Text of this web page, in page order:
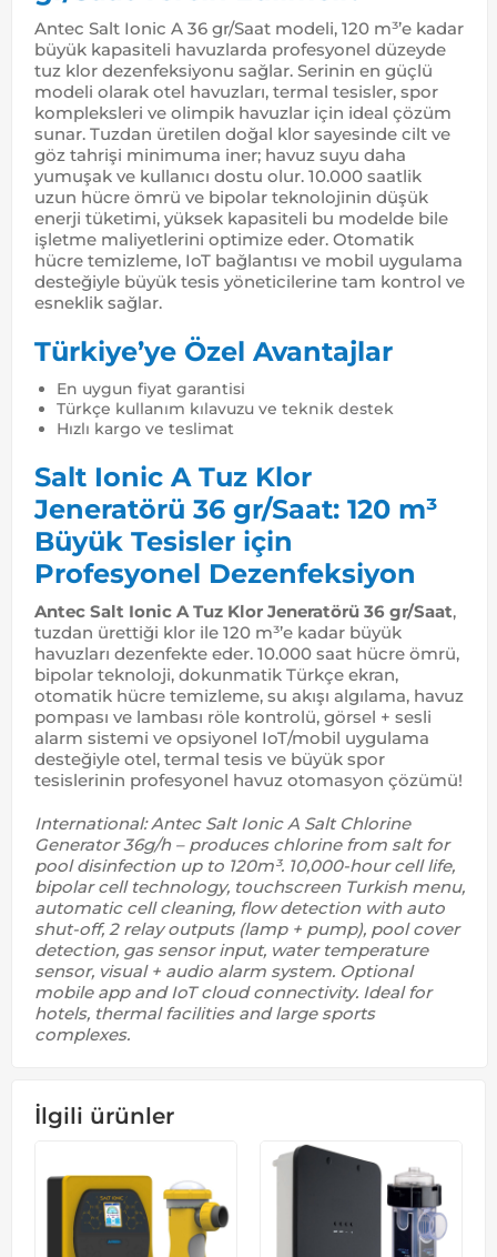
Antec Salt Ionic A 36 gr/Saat modeli, 120 m³’e kadar
büyük kapasiteli havuzlarda profesyonel düzeyde
tuz klor dezenfeksiyonu sağlar. Serinin en güçlü
modeli olarak otel havuzları, termal tesisler, spor
kompleksleri ve olimpik havuzlar için ideal çözüm
sunar. Tuzdan üretilen doğal klor sayesinde cilt ve
göz tahrişi minimuma iner; havuz suyu daha
yumuşak ve kullanıcı dostu olur. 10.000 saatlik
uzun hücre ömrü ve bipolar teknolojinin düşük
enerji tüketimi, yüksek kapasiteli bu modelde bile
işletme maliyetlerini optimize eder. Otomatik
hücre temizleme, IoT bağlantısı ve mobil uygulama
desteğiyle büyük tesis yöneticilerine tam kontrol ve
esneklik sağlar.
Türkiye’ye Özel Avantajlar
En uygun fiyat garantisi
Türkçe kullanım kılavuzu ve teknik destek
Hızlı kargo ve teslimat
Salt Ionic A Tuz Klor
Jeneratörü 36 gr/Saat: 120 m³
Büyük Tesisler için
Profesyonel Dezenfeksiyon
Antec Salt Ionic A Tuz Klor Jeneratörü 36 gr/Saat,
tuzdan ürettiği klor ile 120 m³’e kadar büyük
havuzları dezenfekte eder. 10.000 saat hücre ömrü,
bipolar teknoloji, dokunmatik Türkçe ekran,
otomatik hücre temizleme, su akışı algılama, havuz
pompası ve lambası röle kontrolü, görsel + sesli
alarm sistemi ve opsiyonel IoT/mobil uygulama
desteğiyle otel, termal tesis ve büyük spor
tesislerinin profesyonel havuz otomasyon çözümü!
International: Antec Salt Ionic A Salt Chlorine
Generator 36g/h – produces chlorine from salt for
pool disinfection up to 120m³. 10,000-hour cell life,
bipolar cell technology, touchscreen Turkish menu,
automatic cell cleaning, flow detection with auto
shut-off, 2 relay outputs (lamp + pump), pool cover
detection, gas sensor input, water temperature
sensor, visual + audio alarm system. Optional
mobile app and IoT cloud connectivity. Ideal for
hotels, thermal facilities and large sports
complexes.
İlgili ürünler